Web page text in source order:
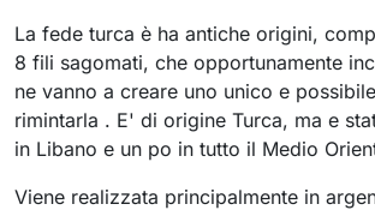
La fede turca è ha antiche origini,
8 fili sagomati, che opportunamente
ne vanno a creare uno unico e
rimintarla . E' di origine Turca, ma e
in Libano e un po in tutto il Medio
Viene realizzata principalmente in